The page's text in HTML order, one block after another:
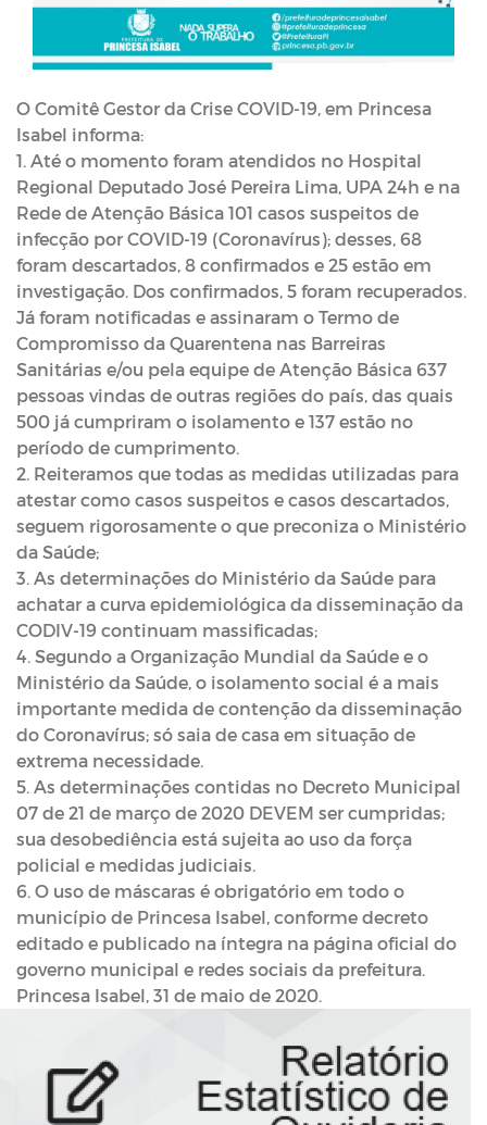
O Comitê Gestor da Crise COVID-19, em Princesa
Isabel informa:
1. Até o momento foram atendidos no Hospital
Regional Deputado José Pereira Lima, UPA 24h e na
Rede de Atenção Básica 101 casos suspeitos de
infecção por COVID-19 (Coronavírus); desses, 68
foram descartados, 8 confirmados e 25 estão em
investigação. Dos confirmados, 5 foram recuperados.
Já foram notificadas e assinaram o Termo de
Compromisso da Quarentena nas Barreiras
Sanitárias e/ou pela equipe de Atenção Básica 637
pessoas vindas de outras regiões do país, das quais
500 já cumpriram o isolamento e 137 estão no
período de cumprimento.
2. Reiteramos que todas as medidas utilizadas para
atestar como casos suspeitos e casos descartados,
seguem rigorosamente o que preconiza o Ministério
da Saúde;
3. As determinações do Ministério da Saúde para
achatar a curva epidemiológica da disseminação da
CODIV-19 continuam massificadas;
4. Segundo a Organização Mundial da Saúde e o
Ministério da Saúde, o isolamento social é a mais
importante medida de contenção da disseminação
do Coronavírus; só saia de casa em situação de
extrema necessidade.
5. As determinações contidas no Decreto Municipal
07 de 21 de março de 2020 DEVEM ser cumpridas;
sua desobediência está sujeita ao uso da força
policial e medidas judiciais.
6. O uso de máscaras é obrigatório em todo o
município de Princesa Isabel, conforme decreto
editado e publicado na íntegra na página oficial do
governo municipal e redes sociais da prefeitura.
Princesa Isabel, 31 de maio de 2020.